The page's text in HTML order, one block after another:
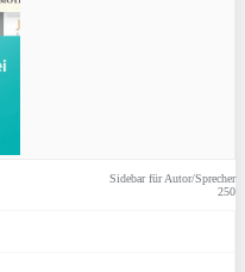
Sidebar für Autor/Sprecher
250